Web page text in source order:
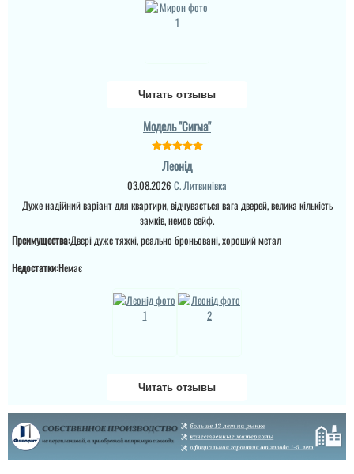
покриття ви можете самі
Міла
Читать отзывы
Модель "Сигма"
Леонід
03.08.2026 С. Литвинівка
Дуже надійний варіант для квартири, відчувається вага дверей, велика кількість
замків, немов сейф.
Преимущества:Двері дуже тяжкі, реально броньовані, хороший метал
Недостатки:Немає
Читать отзывы